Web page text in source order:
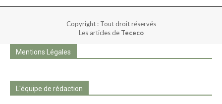
Copyright : Tout droit réservés
Les articles de Tececo
Mentions Légales
L'équipe de rédaction